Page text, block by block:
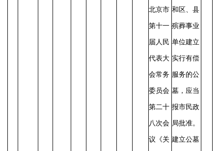
北京市
第十一
届人民
代表大
会常务
委员会
第二十
八次会
议《关
和区、县
殡葬事业
单位建立
实行有偿
服务的公
墓，应当
报市民政
局批准。
建立公墓